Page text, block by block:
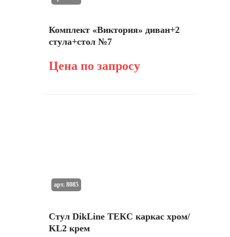
Комплект «Виктория» диван+2
стула+стол №7
Цена по запросу
Стул DikLine ТЕКС каркас хром/
KL2 крем
арт. 8085